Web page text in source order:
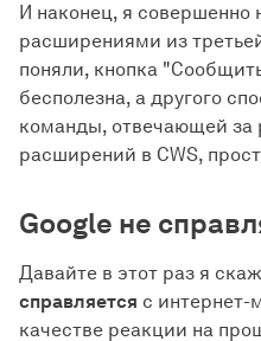
И наконец, я совершенно
расширениями из
поняли, кнопка
бесполезна, а другого
команды, отвечающей за
расширений в CWS,
Google не
Давайте в этот раз я
справляется с интернет-
качестве реакции на